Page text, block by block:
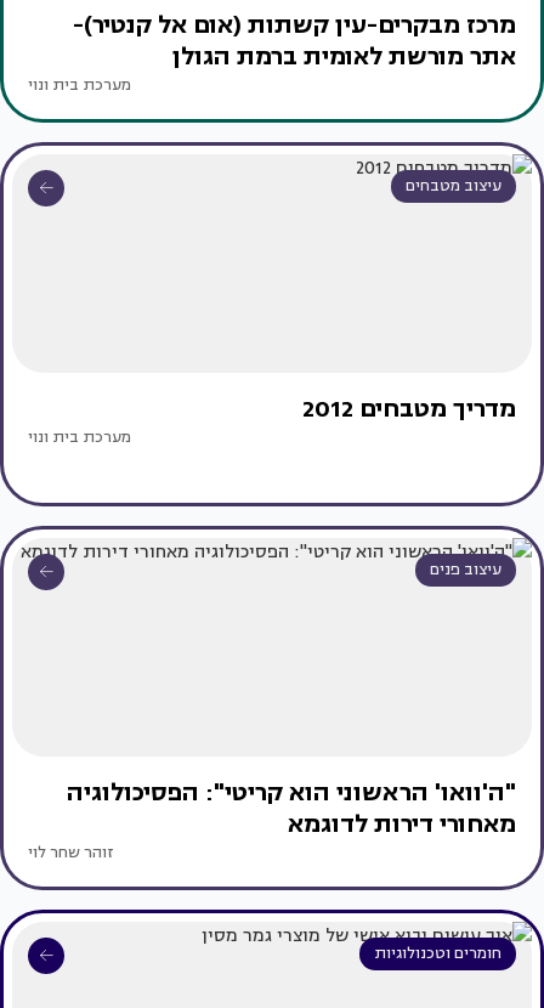
מרכז מבקרים-עין קשתות (אום אל קנטיר)-
אתר מורשת לאומית ברמת הגולן
מערכת בית ונוי
עיצוב מטבחים
מדריך מטבחים 2012
מערכת בית ונוי
עיצוב פנים
"ה'וואו' הראשוני הוא קריטי": הפסיכולוגיה
מאחורי דירות לדוגמא
זוהר שחר לוי
חומרים וטכנולוגיות